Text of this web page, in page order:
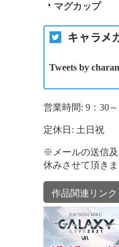
マグカップ
Tweets by
営業時間: 9：30
定休日: 土日祝
※メールの送信
休みさせて頂きま
作品関連リンク